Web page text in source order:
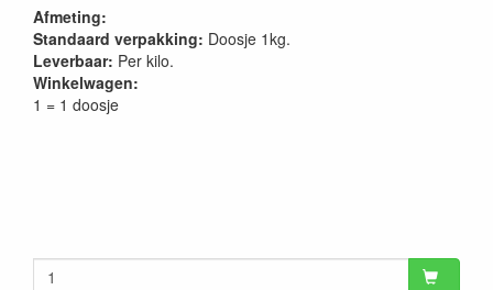
Afmeting:
Standaard verpakking: Doosje 1kg.
Leverbaar: Per kilo.
Winkelwagen:
1 = 1 doosje